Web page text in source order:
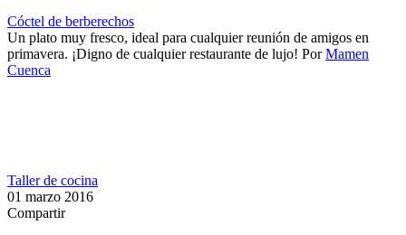
Cóctel de berberechos
Un plato muy fresco, ideal para cualquier reunión de amigos en
primavera.​ ¡Digno de cualquier restaurante de lujo! PorMamen
Cuenca
Taller de cocina
01 marzo 2016
Compartir